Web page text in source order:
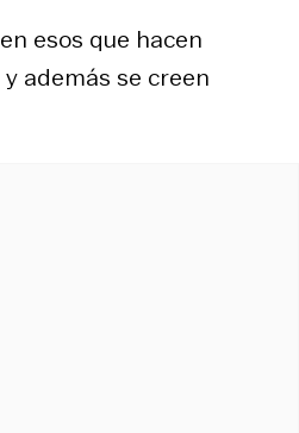
esos que hacen
además se creen